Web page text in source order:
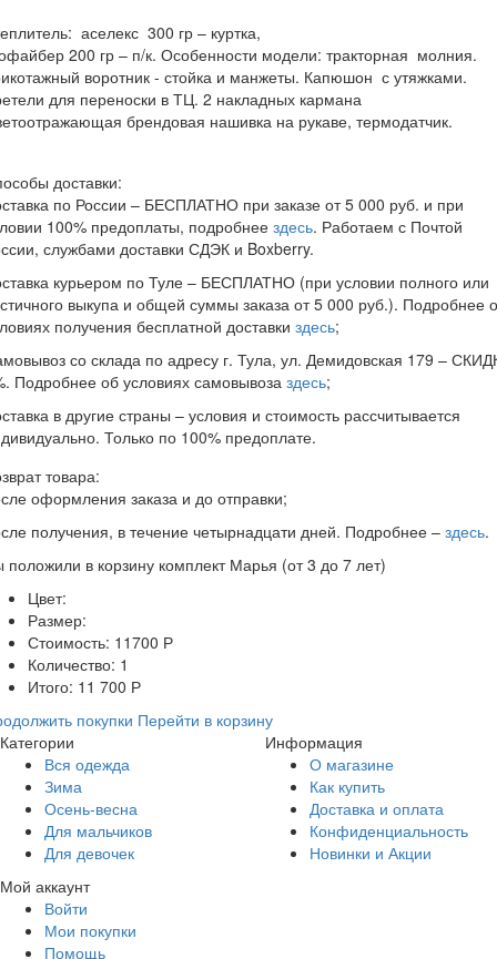
аселекс 300 гр – куртка,
200 гр – п/к. Особенности модели: тракторная молния.
воротник - стойка и манжеты. Капюшон с утяжками.
для переноски в ТЦ. 2 накладных кармана
брендовая нашивка на рукаве, термодатчик.
доставки:
по России – БЕСПЛАТНО при заказе от 5 000 руб. и при
100% предоплаты, подробнее здесь. Работаем с Почтой
службами доставки СДЭК и Boxberry.
курьером по Туле – БЕСПЛАТНО (при условии полного или
выкупа и общей суммы заказа от 5 000 руб.). Подробнее
получения бесплатной доставки здесь;
со склада по адресу г. Тула, ул. Демидовская 179 –
Подробнее об условиях самовывоза здесь;
в другие страны – условия и стоимость рассчитывается
Только по 100% предоплате.
товара:
оформления заказа и до отправки;
получения, в течение четырнадцати дней. Подробнее – здесь.
положили в корзину комплект Марья (от 3 до 7 лет)
Цвет:
Размер:
Стоимость: 11700 Р
Количество: 1
Итого: 11 700 Р
покупки Перейти в корзину
Категории
Вся одежда
Зима
Осень-весна
Для мальчиков
Для девочек
Информация
О магазине
Как купить
Доставка и оплата
Конфиденциальность
Новинки и Акции
Мой аккаунт
Войти
Мои покупки
Помощь